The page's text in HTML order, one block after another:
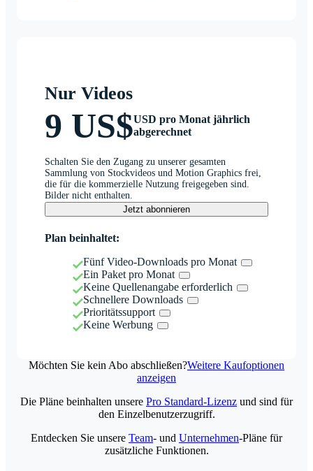
Nur Videos
9 US$USD pro Monat jährlich
abgerechnet
Schalten Sie den Zugang zu unserer gesamten
Sammlung von Stockvideos und Motion Graphics frei,
die für die kommerzielle Nutzung freigegeben sind.
Bilder nicht enthalten.
Jetzt abonnieren
Plan beinhaltet:
Fünf Video-Downloads pro Monat
Ein Paket pro Monat
Keine Quellenangabe erforderlich
Schnellere Downloads
Prioritätssupport
Keine Werbung
Möchten Sie kein Abo abschließen?Weitere Kaufoptionen
anzeigen
Die Pläne beinhalten unsere Pro Standard-Lizenz und sind für
den Einzelbenutzerzugriff.
Entdecken Sie unsere Team- und Unternehmen-Pläne für
zusätzliche Funktionen.